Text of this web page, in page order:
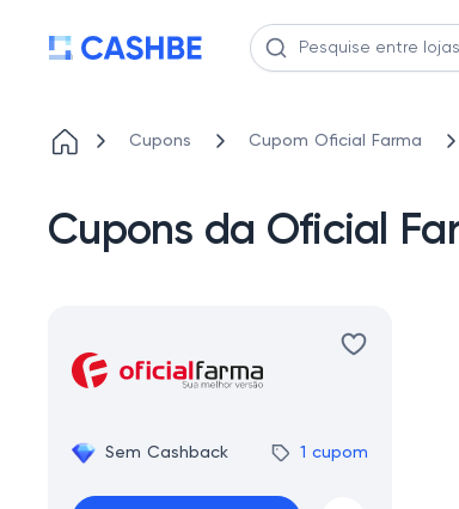
Cupons Cupom Oficial Farma
Cupons da Oficial
Sem Cashback 1 cupom